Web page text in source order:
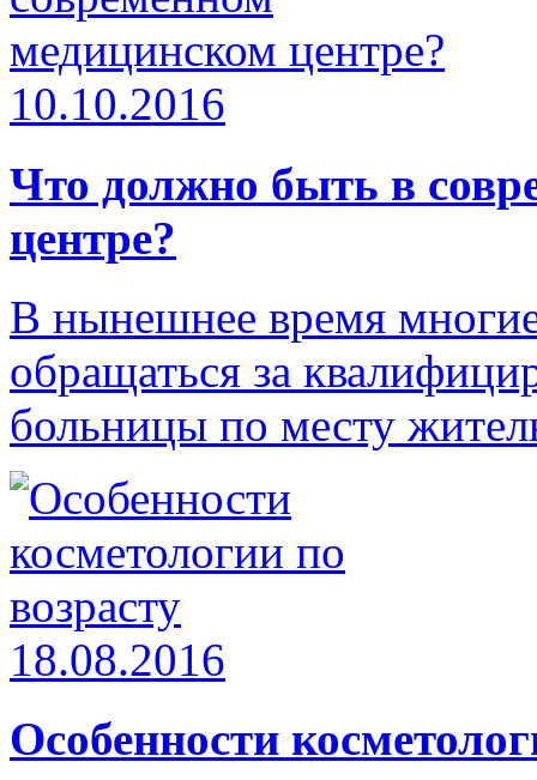
10.10.2016
Что должно быть в
центре?
В нынешнее время
обращаться за
больницы по месту
18.08.2016
Особенности